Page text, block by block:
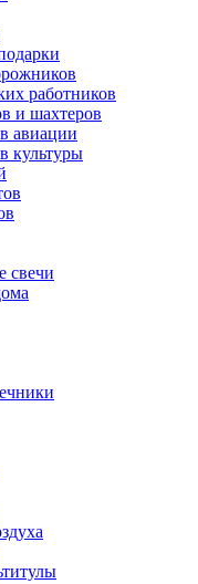
работников
и шахтеров
авиации
культуры
свечи